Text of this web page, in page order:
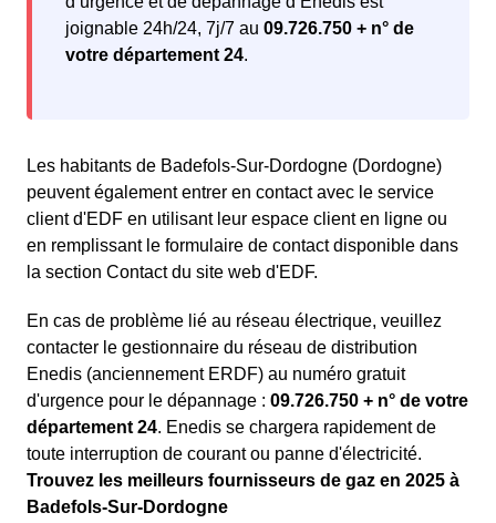
joignable 24h/24, 7j/7 au 09.726.750 + n° de
votre département 24.
Les habitants de Badefols-Sur-Dordogne (Dordogne)
peuvent également entrer en contact avec le service
client d'EDF en utilisant leur espace client en ligne ou
en remplissant le formulaire de contact disponible dans
la section Contact du site web d'EDF.
En cas de problème lié au réseau électrique, veuillez
contacter le gestionnaire du réseau de distribution
Enedis (anciennement ERDF) au numéro gratuit
d'urgence pour le dépannage : 09.726.750 + n° de votre
département 24. Enedis se chargera rapidement de
toute interruption de courant ou panne d'électricité.
Trouvez les meilleurs fournisseurs de gaz en 2025 à
Badefols-Sur-Dordogne